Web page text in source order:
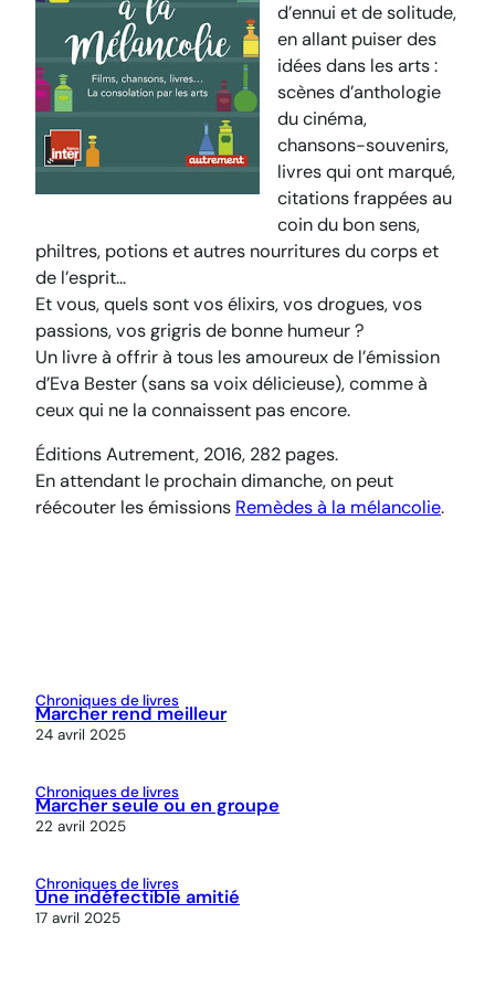
d’ennui et de solitude,
en allant puiser des
idées dans les arts :
scènes d’anthologie
du cinéma,
chansons-souvenirs,
livres qui ont marqué,
citations frappées au
coin du bon sens,
philtres, potions et autres nourritures du corps et
de l’esprit…
Et vous, quels sont vos élixirs, vos drogues, vos
passions, vos grigris de bonne humeur ?
Un livre à offrir à tous les amoureux de l’émission
d’Eva Bester (sans sa voix délicieuse), comme à
ceux qui ne la connaissent pas encore.
Éditions Autrement, 2016, 282 pages.
En attendant le prochain dimanche, on peut
réécouter les émissions Remèdes à la mélancolie.
Chroniques de livres
Marcher rend meilleur
24 avril 2025
Chroniques de livres
Marcher seule ou en groupe
22 avril 2025
Chroniques de livres
Une indéfectible amitié
17 avril 2025